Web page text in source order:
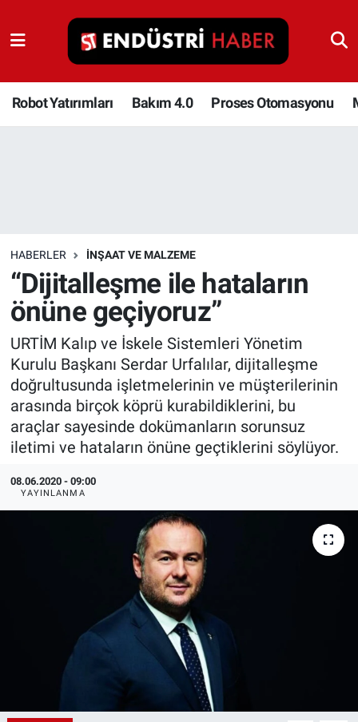
Robot Yatırımları Bakım 4.0 Proses Otomasyonu
HABERLER İNŞAAT VE MALZEME
“Dijitalleşme ile hataların
önüne geçiyoruz”
URTİM Kalıp ve İskele Sistemleri Yönetim
Kurulu Başkanı Serdar Urfalılar, dijitalleşme
doğrultusunda işletmelerinin ve müşterilerinin
arasında birçok köprü kurabildiklerini, bu
araçlar sayesinde dokümanların sorunsuz
iletimi ve hataların önüne geçtiklerini söylüyor.
08.06.2020 - 09:00
YAYINLANMA
Robot Yatırımları
Bakım 4.0
Depolama Çözümleri
İnşaat ve Malzeme
HaberOrtak
EndüstriST
Enerjisini Üreten Fabrikalar
Ağır Sanayi Çözümleri